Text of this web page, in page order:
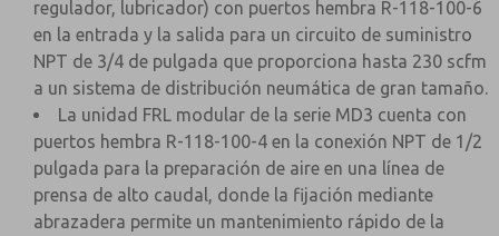
regulador, lubricador) con puertos hembra R-118-100-6
en la entrada y la salida para un circuito de suministro
NPT de 3/4 de pulgada que proporciona hasta 230 scfm
a un sistema de distribución neumática de gran tamaño.
La unidad FRL modular de la serie MD3 cuenta con
puertos hembra R-118-100-4 en la conexión NPT de 1/2
pulgada para la preparación de aire en una línea de
prensa de alto caudal, donde la fijación mediante
abrazadera permite un mantenimiento rápido de la